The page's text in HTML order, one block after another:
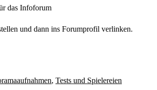
das Infoforum
und dann ins Forumprofil verlinken.
, Tests und Spielereien